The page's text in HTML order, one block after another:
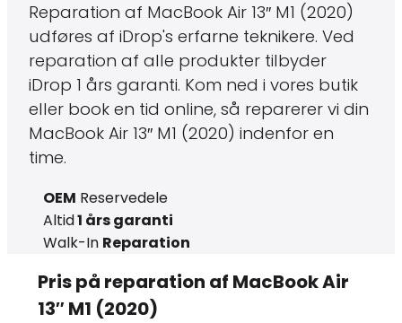
Reparation af MacBook Air 13″ M1 (2020)
udføres af iDrop's erfarne teknikere. Ved
reparation af alle produkter tilbyder
iDrop 1 års garanti. Kom ned i vores butik
eller book en tid online, så reparerer vi din
MacBook Air 13″ M1 (2020) indenfor en
time.
OEM Reservedele
Altid1 års garanti
Walk-In Reparation
Pris på reparation af MacBook Air
13″ M1 (2020)